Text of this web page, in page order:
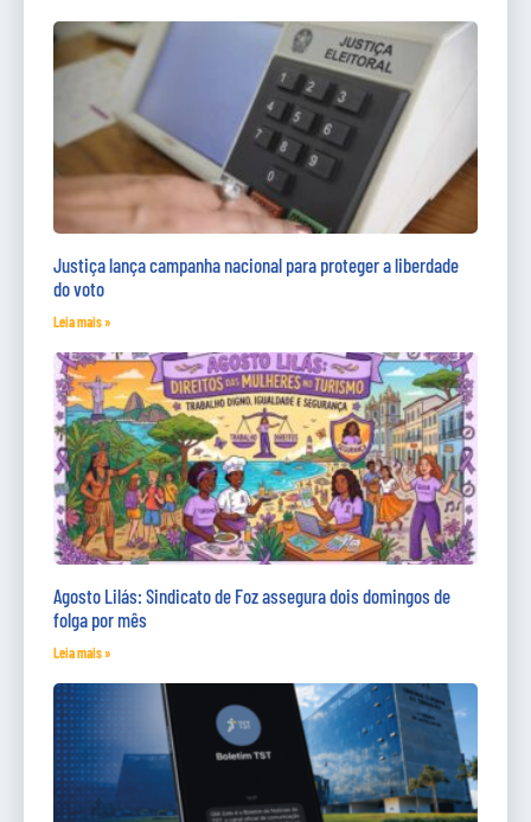
Justiça lança campanha nacional para proteger a liberdade
do voto
Leia mais »
Agosto Lilás: Sindicato de Foz assegura dois domingos de
folga por mês
Leia mais »